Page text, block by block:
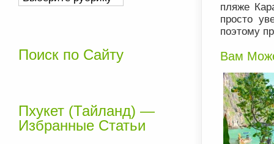
пляже
просто
поэтому
Вам
Поиск по Сайту
Пхукет (Тайланд) —
Избранные Статьи